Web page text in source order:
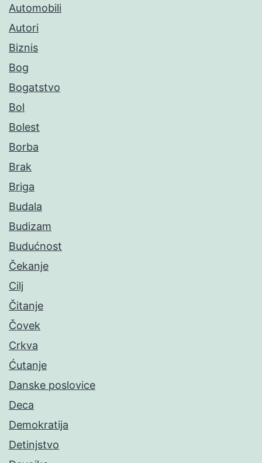
Automobili
Autori
Biznis
Bog
Bogatstvo
Bol
Bolest
Borba
Brak
Briga
Budala
Budizam
Budućnost
Čekanje
Cilj
Čitanje
Čovek
Crkva
Ćutanje
Danske poslovice
Deca
Demokratija
Detinjstvo